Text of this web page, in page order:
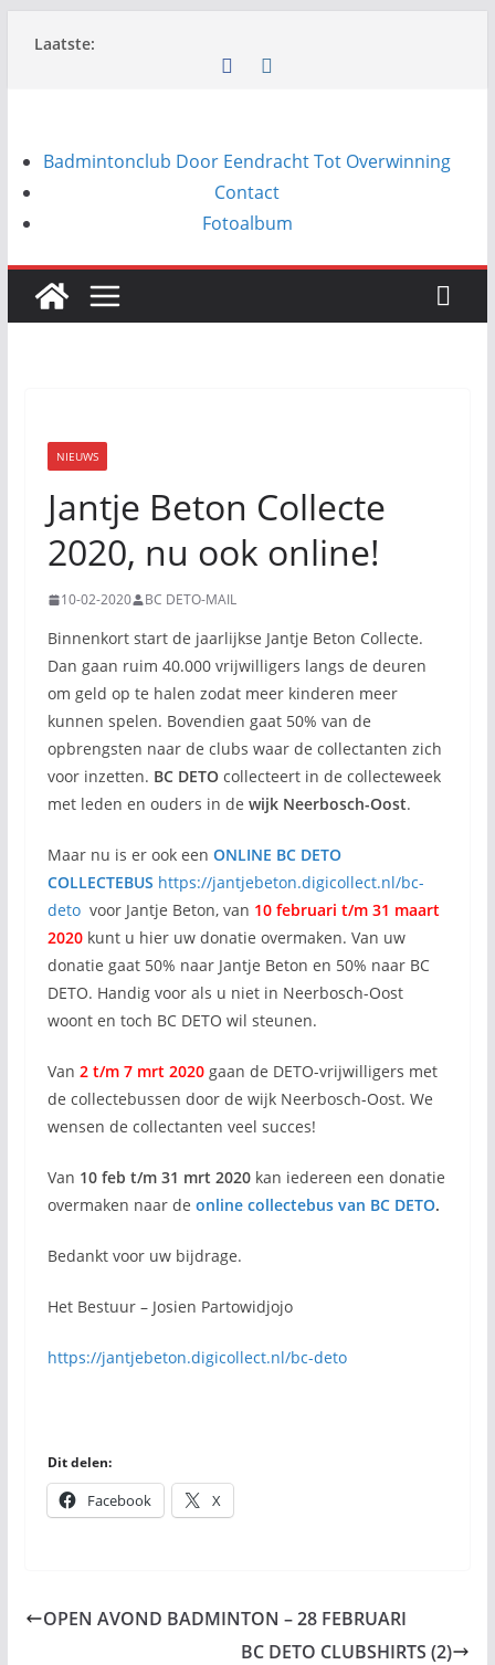
naar
Laatste:
Badmintonclub Door Eendracht Tot Overwinning
Contact
Fotoalbum
NIEUWS
Jantje Beton Collecte
2020, nu ook online!
10-02-2020 BC DETO-MAIL
Binnenkort start de jaarlijkse Jantje Beton Collecte.
Dan gaan ruim 40.000 vrijwilligers langs de deuren
om geld op te halen zodat meer kinderen meer
kunnen spelen. Bovendien gaat 50% van de
opbrengsten naar de clubs waar de collectanten zich
voor inzetten. BC DETOcollecteert in de collecteweek
met leden en ouders in de wijk Neerbosch-Oost.
Maar nu is er ook een ONLINE BC DETO
COLLECTEBUS https://jantjebeton.digicollect.nl/bc-
detovoor Jantje Beton, van 10 februari t/m 31 maart
2020kunt u hier uw donatie overmaken. Van uw
donatie gaat 50% naar Jantje Beton en 50% naar BC
DETO. Handig voor als u niet in Neerbosch-Oost
woont en toch BC DETO wil steunen.
Van 2 t/m 7 mrt 2020gaan de DETO-vrijwilligers met
de collectebussen door de wijk Neerbosch-Oost. We
wensen de collectanten veel succes!
Van 10 feb t/m 31 mrt 2020kan iedereen een donatie
overmaken naar de online collectebus van BC DETO.
Bedankt voor uw bijdrage.
Het Bestuur – Josien Partowidjojo
https://jantjebeton.digicollect.nl/bc-deto
Dit delen:
Facebook X
OPEN AVOND BADMINTON – 28 FEBRUARI
BC DETO CLUBSHIRTS (2)